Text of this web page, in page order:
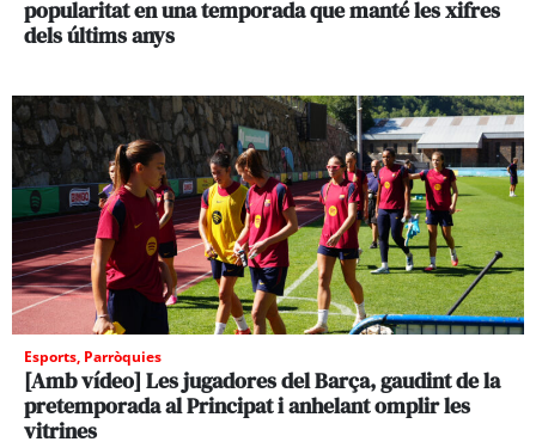
popularitat en una temporada que manté les xifres
dels últims anys
Esports, Parròquies
[Amb vídeo] Les jugadores del Barça, gaudint de la
pretemporada al Principat i anhelant omplir les
vitrines